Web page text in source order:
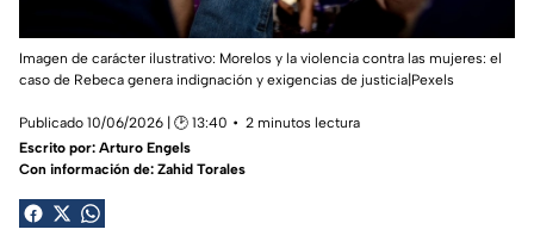
Imagen de carácter ilustrativo: Morelos y la violencia contra las mujeres: el
caso de Rebeca genera indignación y exigencias de justicia|Pexels
Publicado 10/06/2026 | 🕑 13:40
2 minutos lectura
Escrito por: Arturo Engels
Con información de: Zahid Torales